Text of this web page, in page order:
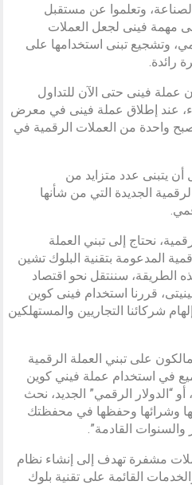
وتعلموا عن مستقبل
مهمة فينى لجعل العملات
وتشجيع تبنى استخدامها على
رائدة.
ما مجموعه 600 مليون عملة فينى حتى الآن للتداول
عند إطلاق عملة فينى في معرض
واحدة من العملات الرقمية في
يتبنى عدد متزايد من
الجديدة التي من شأنها
نحتاج إلى تبني العملة
المدعومة بتقنية البلوك تشين
الطريقة، سننتقل نحو اقتصاد
قررنا استخدام فينى كوين
شركائنا التجاريين والمستهلكين
على تبني العملة الرقمية
في استخدام عملة فيني كوين
“الدولار الرقمي” الجديد، نحث
وشرائها وحفظها في محفظتك
والسنوات القادمة”.
مشفرة تهدف إلى إنشاء نظام
القائمة على تقنية بلوك